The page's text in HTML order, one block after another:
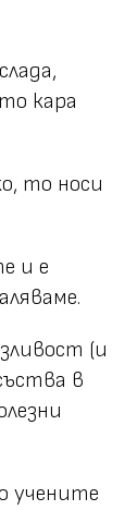
кара
то носи
и е
(и
в
учените